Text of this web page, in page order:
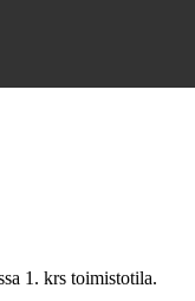
1. krs toimistotila.